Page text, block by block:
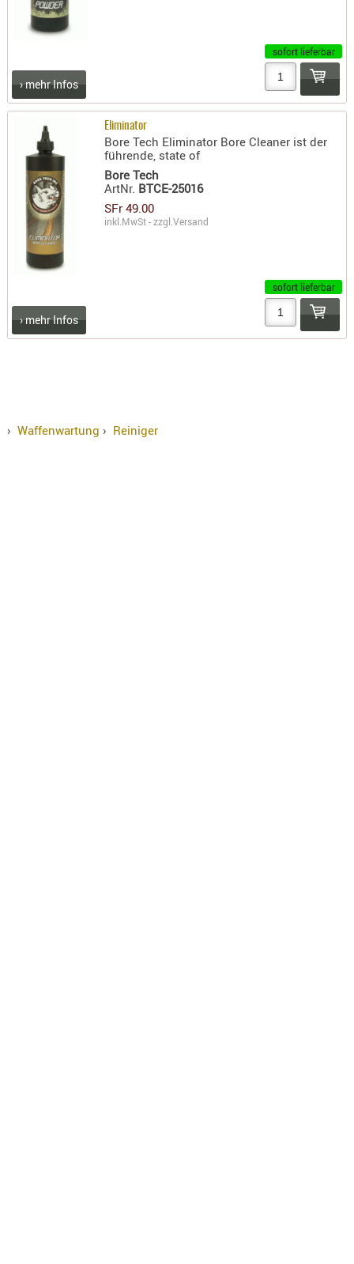
sofort lieferbar
› mehr Infos
Eliminator
Bore Tech Eliminator Bore Cleaner ist der
führende, state of
Bore Tech
ArtNr. BTCE-25016
SFr 49.00
inkl.MwSt - zzgl.Versand
sofort lieferbar
› mehr Infos
› Waffenwartung › Reiniger